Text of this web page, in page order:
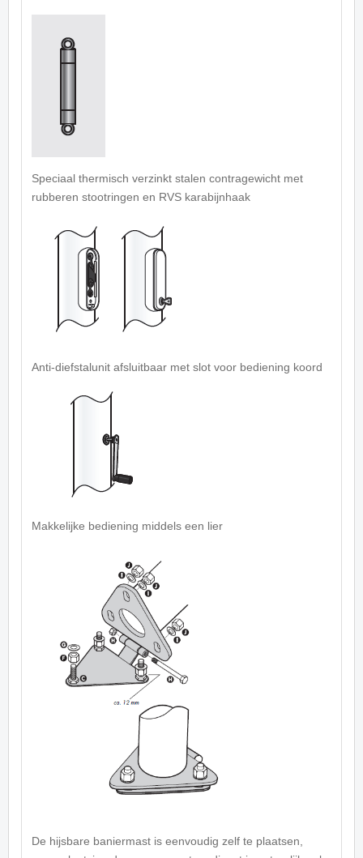
Speciaal thermisch verzinkt stalen contragewicht met
rubberen stootringen en RVS karabijnhaak
Anti-diefstalunit afsluitbaar met slot voor bediening koord
Makkelijke bediening middels een lier
De hijsbare baniermast is eenvoudig zelf te plaatsen,